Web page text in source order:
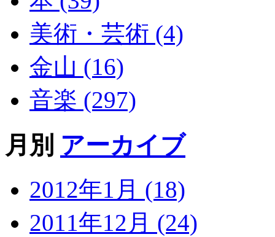
美術・芸術 (4)
金山 (16)
音楽 (297)
月別 アーカイブ
2012年1月 (18)
2011年12月 (24)